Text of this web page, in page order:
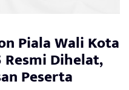
Piala Wali Kota
Resmi Dihelat,
Peserta